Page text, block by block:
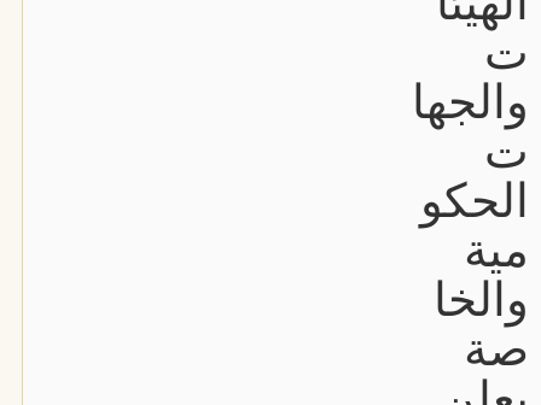
ت
والجها
ت
الحكو
مية
والخا
صة